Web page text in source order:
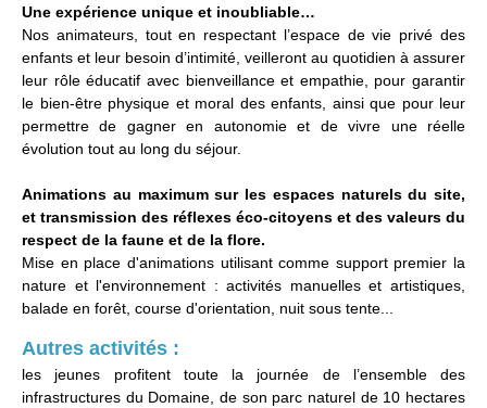
Une expérience unique et inoubliable…
Nos animateurs, tout en respectant l’espace de vie privé des
enfants et leur besoin d’intimité, veilleront au quotidien à assurer
leur rôle éducatif avec bienveillance et empathie, pour garantir
le bien-être physique et moral des enfants, ainsi que pour leur
permettre de gagner en autonomie et de vivre une réelle
évolution tout au long du séjour.
Animations au maximum sur les espaces naturels du site,
et transmission des réflexes éco-citoyens et des valeurs du
respect de la faune et de la flore.
Mise en place d'animations utilisant comme support premier la
nature et l'environnement : activités manuelles et artistiques,
balade en forêt, course d'orientation, nuit sous tente...
Autres activités :
les jeunes profitent toute la journée de l’ensemble des
infrastructures du Domaine, de son parc naturel de 10 hectares